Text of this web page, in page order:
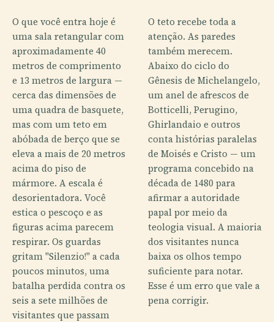
O que você entra hoje é
uma sala retangular com
aproximadamente 40
metros de comprimento
e 13 metros de largura —
cerca das dimensões de
uma quadra de basquete,
mas com um teto em
abóbada de berço que se
eleva a mais de 20 metros
acima do piso de
mármore. A escala é
desorientadora. Você
estica o pescoço e as
figuras acima parecem
respirar. Os guardas
gritam "Silenzio!" a cada
poucos minutos, uma
batalha perdida contra os
seis a sete milhões de
visitantes que passam
O teto recebe toda a
atenção. As paredes
também merecem.
Abaixo do ciclo do
Gênesis de Michelangelo,
um anel de afrescos de
Botticelli, Perugino,
Ghirlandaio e outros
conta histórias paralelas
de Moisés e Cristo — um
programa concebido na
década de 1480 para
afirmar a autoridade
papal por meio da
teologia visual. A maioria
dos visitantes nunca
baixa os olhos tempo
suficiente para notar.
Esse é um erro que vale a
pena corrigir.